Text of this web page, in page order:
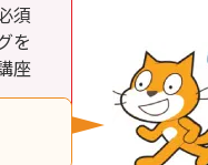
須
を
座